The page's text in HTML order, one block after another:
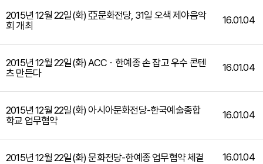
2015년 12월 22일(화) 亞문화전당, 31일 오색 제야음악
회 개최
16.01.04
2015년 12월 22일(화) ACCㆍ한예종 손 잡고 우수 콘텐
츠 만든다
16.01.04
2015년 12월 22일(화) 아시아문화전당-한국예술종합
학교 업무협약
16.01.04
2015년 12월 22일(화) 문화전당-한예종 업무협약 체결 16.01.04